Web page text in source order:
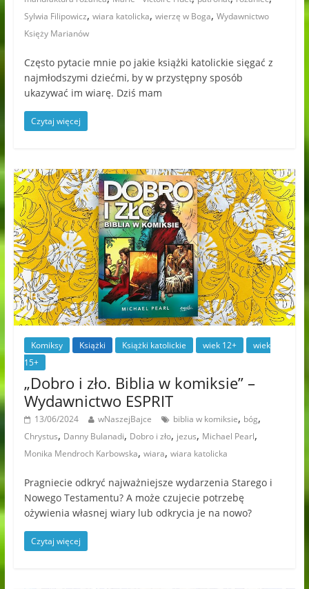
Sylwia Filipowicz, wiara katolicka, wierzę w Boga, Wydawnictwo
Księży Marianów
Często pytacie mnie po jakie książki katolickie sięgać z
najmłodszymi dziećmi, by w przystępny sposób
ukazywać im wiarę. Dziś mam
Czytaj więcej
Komiksy Książki Książki katolickie wiek 12+
wiek
15+
„Dobro i zło. Biblia w komiksie” –
Wydawnictwo ESPRIT
13/06/2024 wNaszejBajce biblia w komiksie, bóg,
Chrystus, Danny Bulanadi, Dobro i zło, jezus, Michael Pearl,
Monika Mendroch Karbowska, wiara, wiara katolicka
Pragniecie odkryć najważniejsze wydarzenia Starego i
Nowego Testamentu? A może czujecie potrzebę
ożywienia własnej wiary lub odkrycia je na nowo?
Czytaj więcej